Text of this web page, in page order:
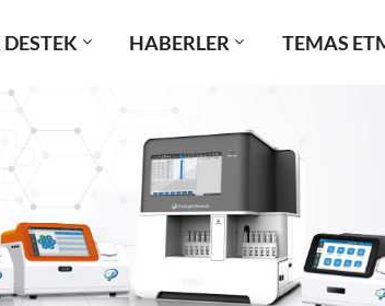
HABERLER TEMAS